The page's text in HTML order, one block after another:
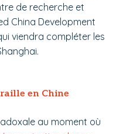
de recherche et
China Development
qui viendra compléter les
en Chine
au moment où